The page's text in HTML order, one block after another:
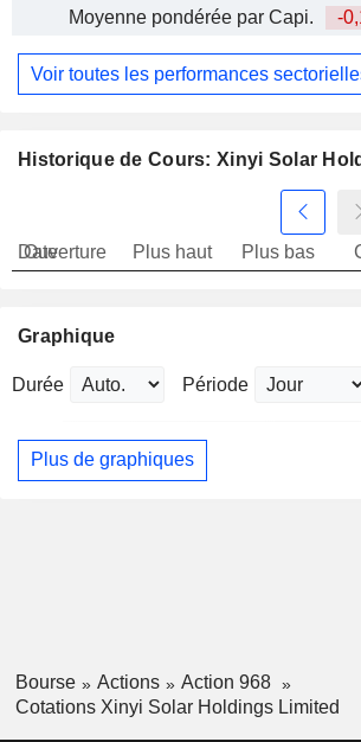
Moyenne pondérée par Capi. -
Voir toutes les performances
Historique de Cours: Xinyi Solar
Date
Ouverture Plus haut Plus bas
Graphique
Durée Période
Plus de graphiques
Bourse Actions
Action 968
Cotations Xinyi Solar Holdings Limited